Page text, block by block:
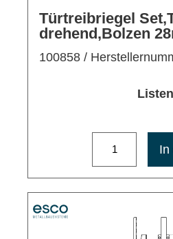
Türtreibriegel
drehend,Bolzen
100858 /
In